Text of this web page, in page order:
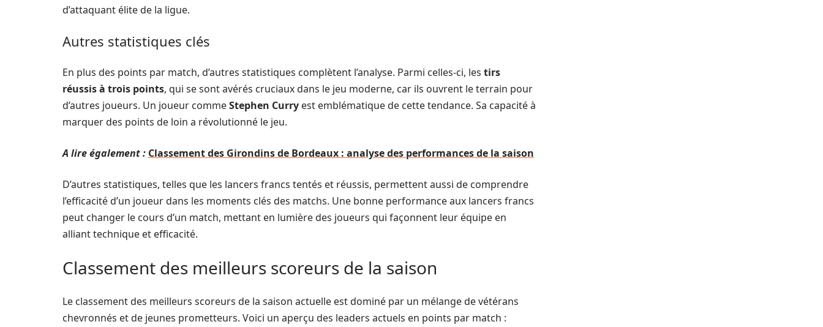
d’attaquant élite de la ligue.
Autres statistiques clés
En plus des points par match, d’autres statistiques complètent l’analyse. Parmi celles-ci, les tirs
réussis à trois points, qui se sont avérés cruciaux dans le jeu moderne, car ils ouvrent le terrain pour
d’autres joueurs. Un joueur commeStephen Curry est emblématique de cette tendance. Sa capacité à
marquer des points de loin a révolutionné le jeu.
A lire également : Classement des Girondins de Bordeaux : analyse des performances de la saison
D’autres statistiques, telles que les lancers francs tentés et réussis, permettent aussi de comprendre
l’efficacité d’un joueur dans les moments clés des matchs. Une bonne performance aux lancers francs
peut changer le cours d’un match, mettant en lumière des joueurs qui façonnent leur équipe en
alliant technique et efficacité.
Classement des meilleurs scoreurs de la saison
Le classement des meilleurs scoreurs de la saison actuelle est dominé par un mélange de vétérans
chevronnés et de jeunes prometteurs. Voici un aperçu des leaders actuels en points par match :